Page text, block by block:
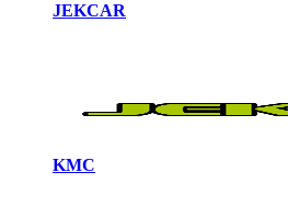
JEKCAR
KMC